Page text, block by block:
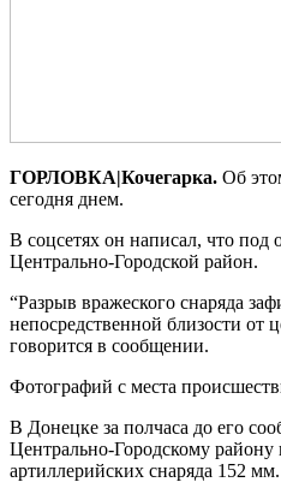
ГОРЛОВКА|Кочегарка. Об
сегодня днем.
В соцсетях он написал, что под
Центрально-Городской район.
“Разрыв вражеского снаряда
непосредственной близости от
говорится в сообщении.
Фотографий с места
В Донецке за полчаса до его
Центрально-Городскому
артиллерийских снаряда 152 мм.